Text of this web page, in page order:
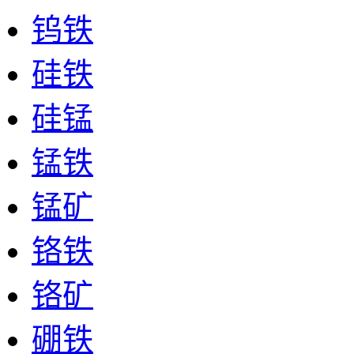
钨铁
硅铁
硅锰
锰铁
锰矿
铬铁
铬矿
硼铁